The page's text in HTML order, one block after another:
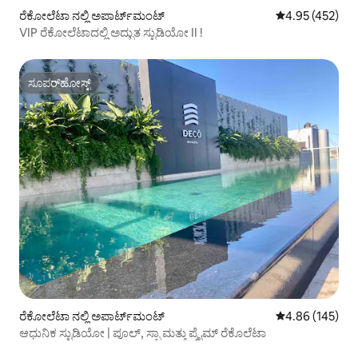
ರೆಕೋಲೆಟಾ ನಲ್ಲಿ ಅಪಾರ್ಟ್‌ಮಂಟ್ 5 ರಲ್ಲಿ 4.95
4.95 (452)
VIP ರೆಕೋಲೆಟಾದಲ್ಲಿ ಅದ್ಭುತ ಸ್ಟುಡಿಯೋ II !
ಸೂಪರ್‌ಹೋಸ್ಟ್
ಸೂಪರ್‌ಹೋಸ್ಟ್
ರೆಕೋಲೆಟಾ ನಲ್ಲಿ ಅಪಾರ್ಟ್‌ಮಂಟ್ 5 ರಲ್ಲಿ 4.86
4.86 (145)
ಆಧುನಿಕ ಸ್ಟುಡಿಯೋ | ಪೂಲ್, ಸ್ಪಾ ಮತ್ತು ಪ್ರೈಮ್ ರೆಕೊಲೆಟಾ